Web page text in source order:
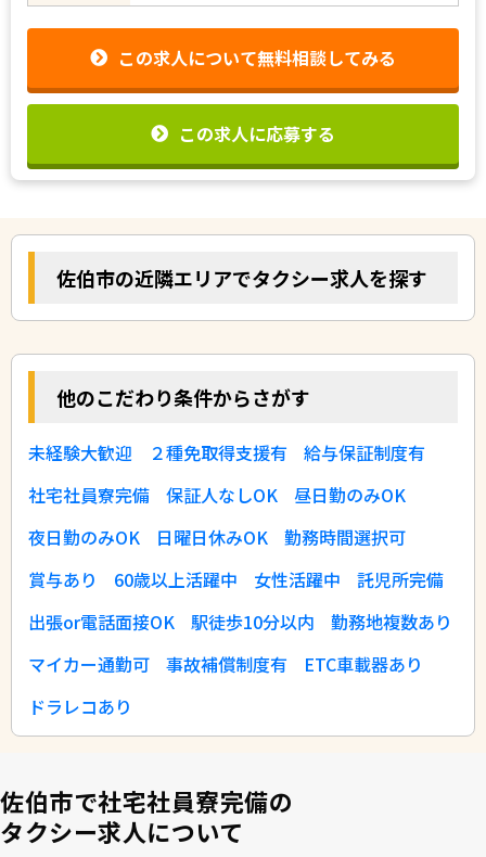
この求人について無料相談してみる
この求人に応募する
佐伯市の近隣エリアでタクシー求人を探す
他のこだわり条件からさがす
未経験大歓迎 ２種免取得支援有
給与保証制度有
社宅社員寮完備
保証人なしOK
昼日勤のみOK
夜日勤のみOK
日曜日休みOK
勤務時間選択可
賞与あり
60歳以上活躍中 女性活躍中
託児所完備
出張or電話面接OK
駅徒歩10分以内
勤務地複数あり
マイカー通勤可
事故補償制度有
ETC車載器あり
ドラレコあり
佐伯市で社宅社員寮完備の
タクシー求人について